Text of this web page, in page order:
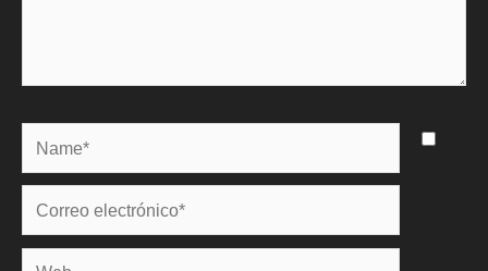
Name*
Correo
electrónico*
Web